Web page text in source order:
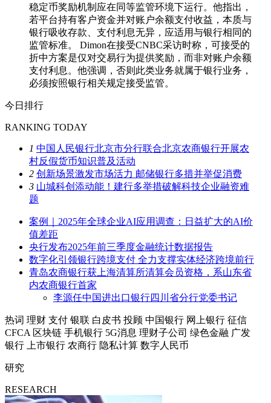
稳定币奖励机制应在同等监管环境下运行。他指出，
若平台持有客户资金并对账户余额支付收益，本质与
银行吸收存款、支付利息无异，应适用与银行相同的
监管标准。 Dimon在接受CNBC采访时称，可接受的
折中方案是仅对交易行为提供奖励，而非对账户余额
支付利息。他强调，否则此类业务就属于银行业务，
必须按照银行相关规定接受监管。
今日排行
RANKING TODAY
1 中国人民银行北京市分行联合北京农商银行开展农
村反假货币知识普及活动
2 创新场景激发市场活力 邮储银行多措并举促消费
3 山城科创添动能！建行多举措破解科技企业融资难
题
案例｜2025年全球企业AI应用调查：日益扩大的AI价
值差距
央行发布2025年前三季度金融统计数据报告
数字化引领银行跨境支付 全力支撑实体经济跨境前行
青岛农商银行获上海清算所清算会员资格，系山东省
内农商银行首家
李源任中国进出口银行四川省分行党委书记
热词 理财 支付 银联 白皮书 投顾 中国银行 网上银行 征信
CFCA 区块链 手机银行 5G消息 理财子公司 绿色金融 广发
银行
上市银行 农商行 隐私计算 数字人民币
研究
RESEARCH